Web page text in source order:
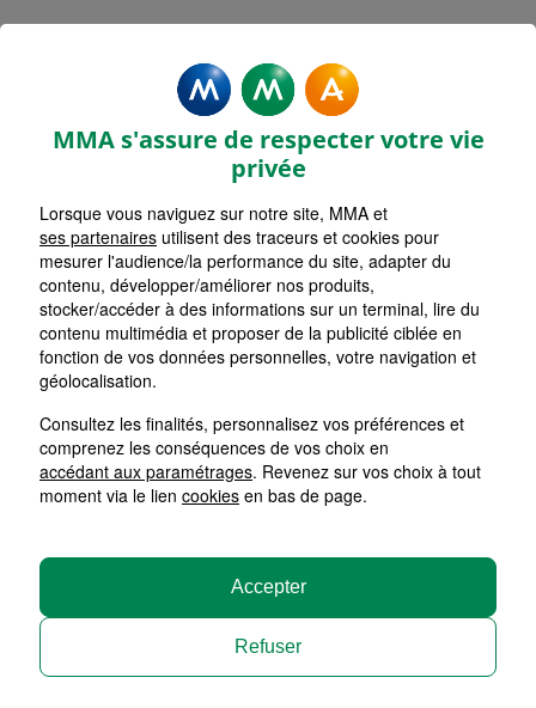
GAUDENS
Accueil Assurance Occitanie Assurance Haute-Garonne (31)
MMA SAINT GAUDENS
3 RUE VOLTAIRE
MMA s'assure de respecter votre vie
privée
Lorsque vous naviguez sur notre site, MMA et
ses partenaires utilisent des traceurs et cookies pour
mesurer l'audience/la performance du site, adapter du
contenu, développer/améliorer nos produits,
stocker/accéder à des informations sur un terminal, lire du
contenu multimédia et proposer de la publicité ciblée en
fonction de vos données personnelles, votre navigation et
géolocalisation.
Consultez les finalités, personnalisez vos préférences et
comprenez les conséquences de vos choix en
accédant aux paramétrages. Revenez sur vos choix à tout
moment via le lien cookies en bas de page.
Refuser
Accepter